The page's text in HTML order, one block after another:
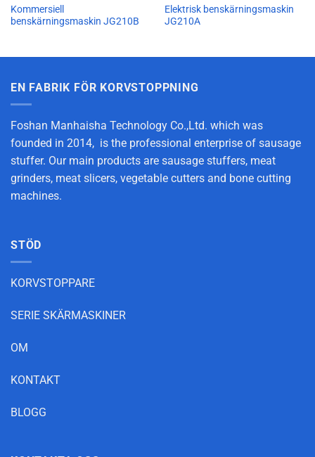
Kommersiell
benskärningsmaskin JG210B
Elektrisk benskärningsmaskin
JG210A
EN FABRIK FÖR KORVSTOPPNING
Foshan Manhaisha Technology Co.,Ltd. which was
founded in 2014, is the professional enterprise of sausage
stuffer. Our main products are sausage stuffers, meat
grinders, meat slicers, vegetable cutters and bone cutting
machines.
STÖD
KORVSTOPPARE
SERIE SKÄRMASKINER
OM
KONTAKT
BLOGG